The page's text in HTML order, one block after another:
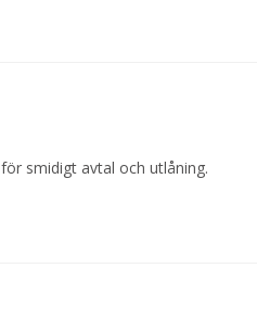
för smidigt avtal och utlåning.